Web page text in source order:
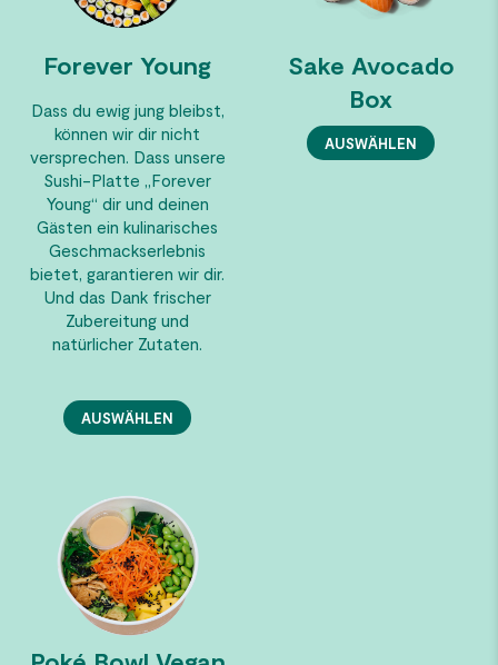
Forever Young
Dass du ewig jung bleibst,
können wir dir nicht
versprechen. Dass unsere
Sushi-Platte „Forever
Young“ dir und deinen
Gästen ein kulinarisches
Geschmackserlebnis
bietet, garantieren wir dir.
Und das Dank frischer
Zubereitung und
natürlicher Zutaten.
AUSWÄHLEN
Sake Avocado
Box
AUSWÄHLEN